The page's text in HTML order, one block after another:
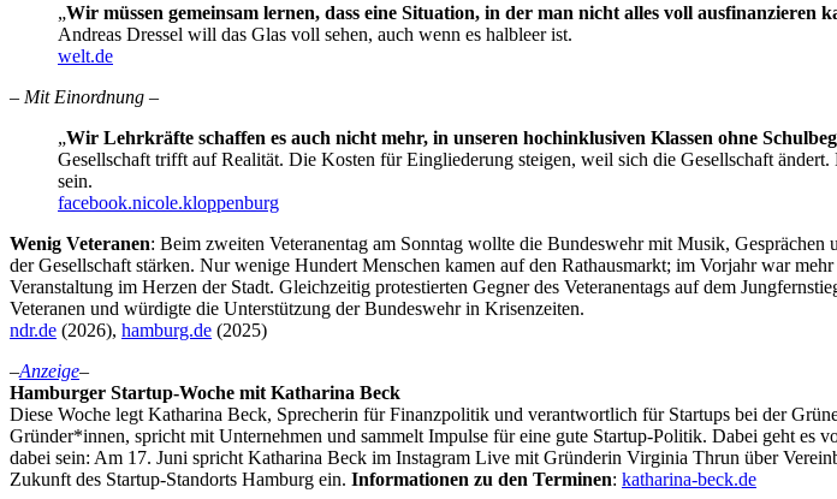
„Wir müssen gemeinsam lernen, dass eine Situation, in der man nicht alles voll ausfinanzieren
Andreas Dressel will das Glas voll sehen, auch wenn es halbleer ist.
welt.de
– Mit Einordnung –
„Wir Lehrkräfte schaffen es auch nicht mehr, in unseren hochinklusiven Klassen ohne
Gesellschaft trifft auf Realität. Die Kosten für Eingliederung steigen, weil sich die Gesellschaft
sein.
facebook.nicole.kloppenburg
Wenig Veteranen: Beim zweiten Veteranentag am Sonntag wollte die Bundeswehr mit Musik,
der Gesellschaft stärken. Nur wenige Hundert Menschen kamen auf den Rathausmarkt; im Vorjahr war
Veranstaltung im Herzen der Stadt. Gleichzeitig protestierten Gegner des Veteranentags auf dem
Veteranen und würdigte die Unterstützung der Bundeswehr in Krisenzeiten.
ndr.de (2026), hamburg.de (2025)
–Anzeige–
Hamburger Startup-Woche mit Katharina Beck
Diese Woche legt Katharina Beck, Sprecherin für Finanzpolitik und verantwortlich für Startups bei der
Gründer*innen, spricht mit Unternehmen und sammelt Impulse für eine gute Startup-Politik. Dabei geht
dabei sein: Am 17. Juni spricht Katharina Beck im Instagram Live mit Gründerin Virginia Thrun über
Zukunft des Startup-Standorts Hamburg ein. Informationen zu den Terminen: katharina-beck.de